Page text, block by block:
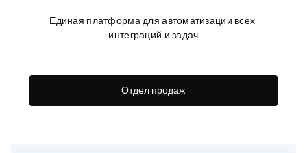
Единая платформа для автоматизации всех
интеграций и задач
Отдел продаж